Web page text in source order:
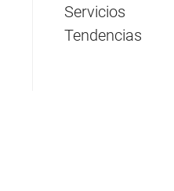
Servicios
Tendencias